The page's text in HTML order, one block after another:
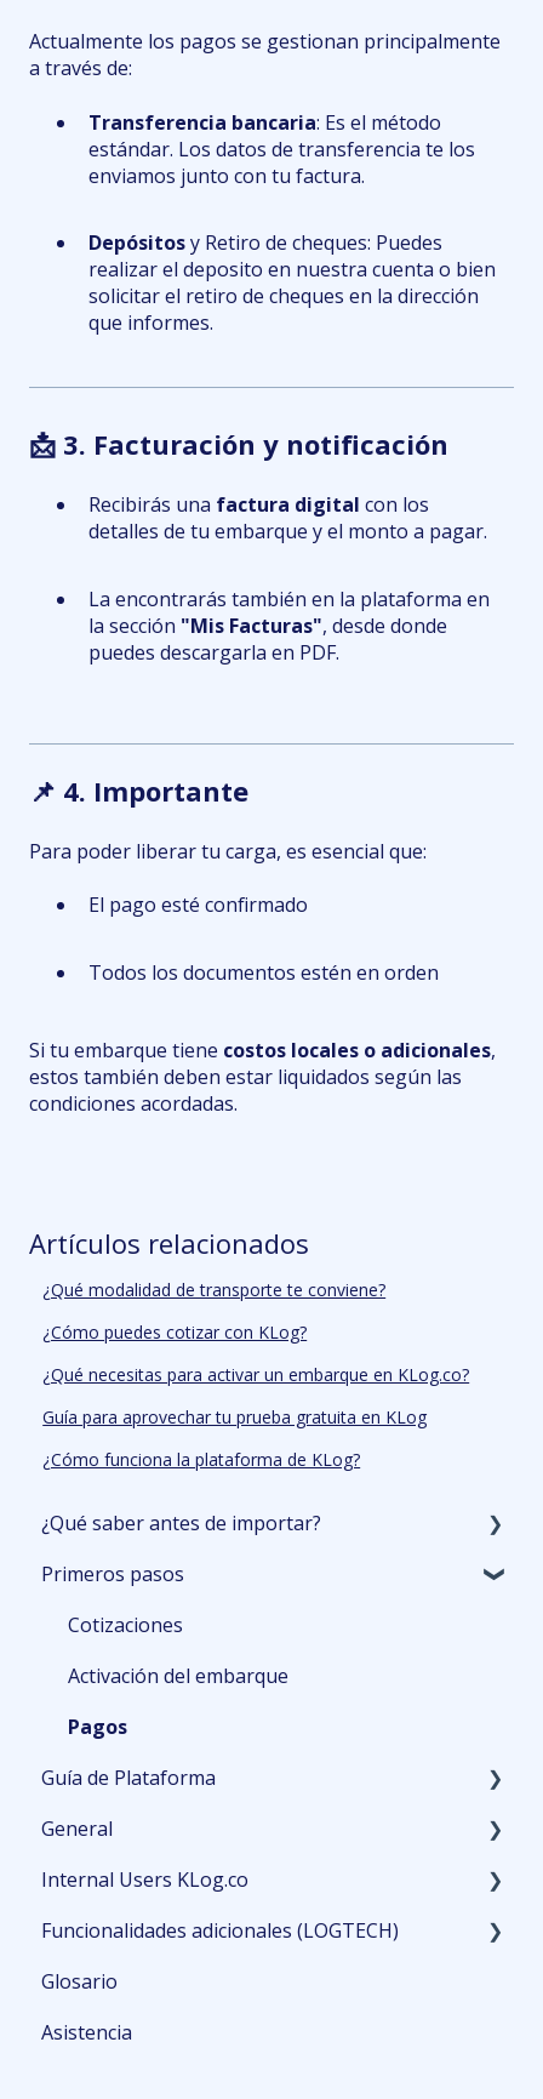
Actualmente los pagos se gestionan principalmente
a través de:
Transferencia bancaria: Es el método
estándar. Los datos de transferencia te los
enviamos junto con tu factura.
Depósitosy Retiro de cheques: Puedes
realizar el deposito en nuestra cuenta o bien
solicitar el retiro de cheques en la dirección
que informes.
📩 3. Facturación y notificación
Recibirás una factura digital con los
detalles de tu embarque y el monto a pagar.
La encontrarás también en la plataforma en
la sección "Mis Facturas", desde donde
puedes descargarla en PDF.
📌 4. Importante
Para poder liberar tu carga, es esencial que:
El pago esté confirmado
Todos los documentos estén en orden
Si tu embarque tiene costos locales o adicionales,
estos también deben estar liquidados según las
condiciones acordadas​.
Artículos relacionados
¿Qué modalidad de transporte te conviene?
¿Cómo puedes cotizar con KLog?
¿Qué necesitas para activar un embarque en KLog.co?
Guía para aprovechar tu prueba gratuita en KLog
¿Cómo funciona la plataforma de KLog?
¿Qué saber antes de importar?
Planeación
Primeros detalles
Aduana
Primeros pasos
Cotizaciones
Activación del embarque
Pagos
Guía de Plataforma
Inicio
Embarques
Gestión
Finanzas
Reportería
General
PO Management
Transportistas
Internal Users KLog.co
Customer Service Guide
Funcionalidades adicionales (LOGTECH)
Órdenes de Compra
Costeo
Glosario
Asistencia